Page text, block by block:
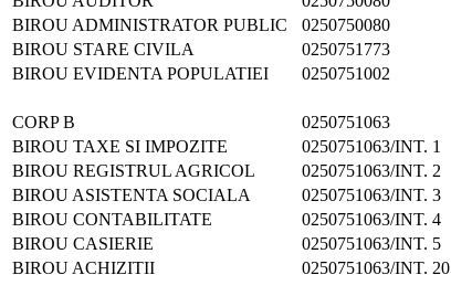
BIROU ADMINISTRATOR PUBLIC
0250750080
BIROU STARE CIVILA
0250751773
BIROU EVIDENTA POPULATIEI
0250751002
CORP B
0250751063
BIROU TAXE SI IMPOZITE
0250751063/INT. 1
BIROU REGISTRUL AGRICOL
0250751063/INT. 2
BIROU ASISTENTA SOCIALA
0250751063/INT. 3
BIROU CONTABILITATE
0250751063/INT. 4
BIROU CASIERIE
0250751063/INT. 5
BIROU ACHIZITII
0250751063/INT. 20